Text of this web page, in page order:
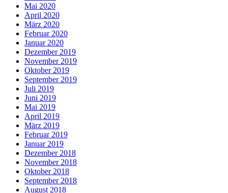
Mai 2020
April 2020
März 2020
Februar 2020
Januar 2020
Dezember 2019
November 2019
Oktober 2019
September 2019
Juli 2019
Juni 2019
Mai 2019
April 2019
März 2019
Februar 2019
Januar 2019
Dezember 2018
November 2018
Oktober 2018
September 2018
August 2018